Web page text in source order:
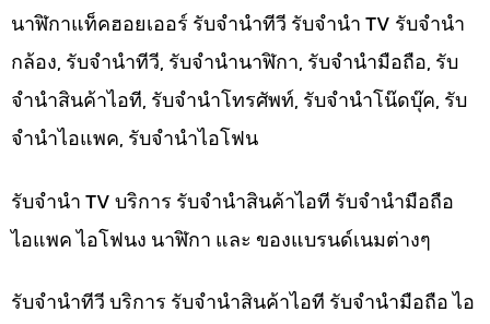
นาฬิกาแท็คฮอยเออร์ รับจำนำทีวี รับจำนำ TV รับจำนำ
กล้อง, รับจำนำทีวี, รับจำนำนาฬิกา, รับจำนำมือถือ, รับ
จำนำสินค้าไอที, รับจำนำโทรศัพท์, รับจำนำโน๊ดบุ๊ค, รับ
จำนำไอแพค, รับจำนำไอโฟน
รับจำนำ TV บริการ รับจำนำสินค้าไอที รับจำนำมือถือ
ไอแพค ไอโฟนง นาฬิกา และ ของแบรนด์เนมต่างๆ
รับจำนำทีวี บริการ รับจำนำสินค้าไอที รับจำนำมือถือ ไอ